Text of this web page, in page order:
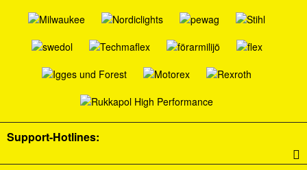
Support-Hotlines: